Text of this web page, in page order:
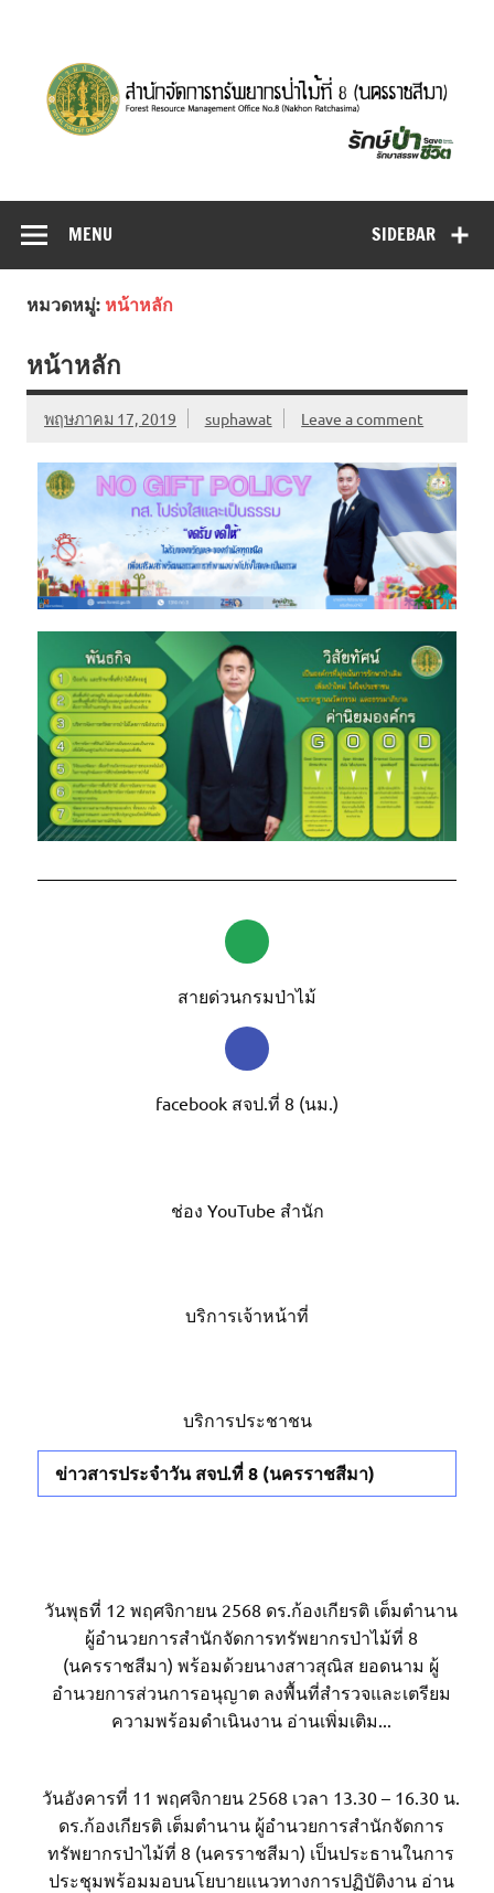
SIDEBAR
MENU
หมวดหมู่: หน้าหลัก
หน้าหลัก
พฤษภาคม 17, 2019 suphawat Leave a comment
สายด่วนกรมป่าไม้
facebook สจป.ที่ 8 (นม.)
ช่อง YouTube สำนัก
บริการเจ้าหน้าที่
บริการประชาชน
ข่าวสารประจำวัน สจป.ที่ 8 (นครราชสีมา)
วันพุธที่ 12 พฤศจิกายน 2568 ดร.ก้องเกียรติ เต็มตำนาน
ผู้อำนวยการสำนักจัดการทรัพยากรป่าไม้ที่ 8
(นครราชสีมา) พร้อมด้วยนางสาวสุณิส ยอดนาม ผู้
อำนวยการส่วนการอนุญาต ลงพื้นที่สำรวจและเตรียม
ความพร้อมดำเนินงาน อ่านเพิ่มเติม...
วันอังคารที่ 11 พฤศจิกายน 2568 เวลา 13.30 – 16.30 น.
ดร.ก้องเกียรติ เต็มตำนาน ผู้อำนวยการสำนักจัดการ
ทรัพยากรป่าไม้ที่ 8 (นครราชสีมา) เป็นประธานในการ
ประชุมพร้อมมอบนโยบายแนวทางการปฏิบัติงาน อ่าน